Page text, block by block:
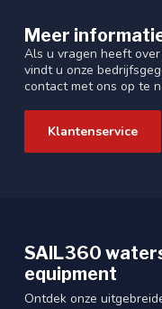
Meer
Als u vragen heeft
vindt u onze
contact met ons op te
Klantenservice
SAIL360
equipment
Ontdek onze